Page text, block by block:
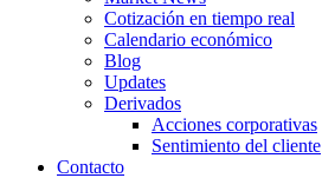
Cotización en tiempo real
Calendario económico
Blog
Updates
Derivados
Acciones corporativas
Sentimiento del cliente
Contacto